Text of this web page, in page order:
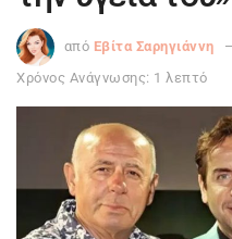
από Εβίτα Σαρηγιάννη
Χρόνος Ανάγνωσης: 1 λεπτό